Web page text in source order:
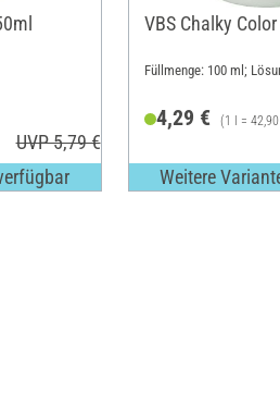
UVP 5,79 €
VBS Chalky Color
Füllmenge: 100 ml;
4,29 € (1 l =
Weitere